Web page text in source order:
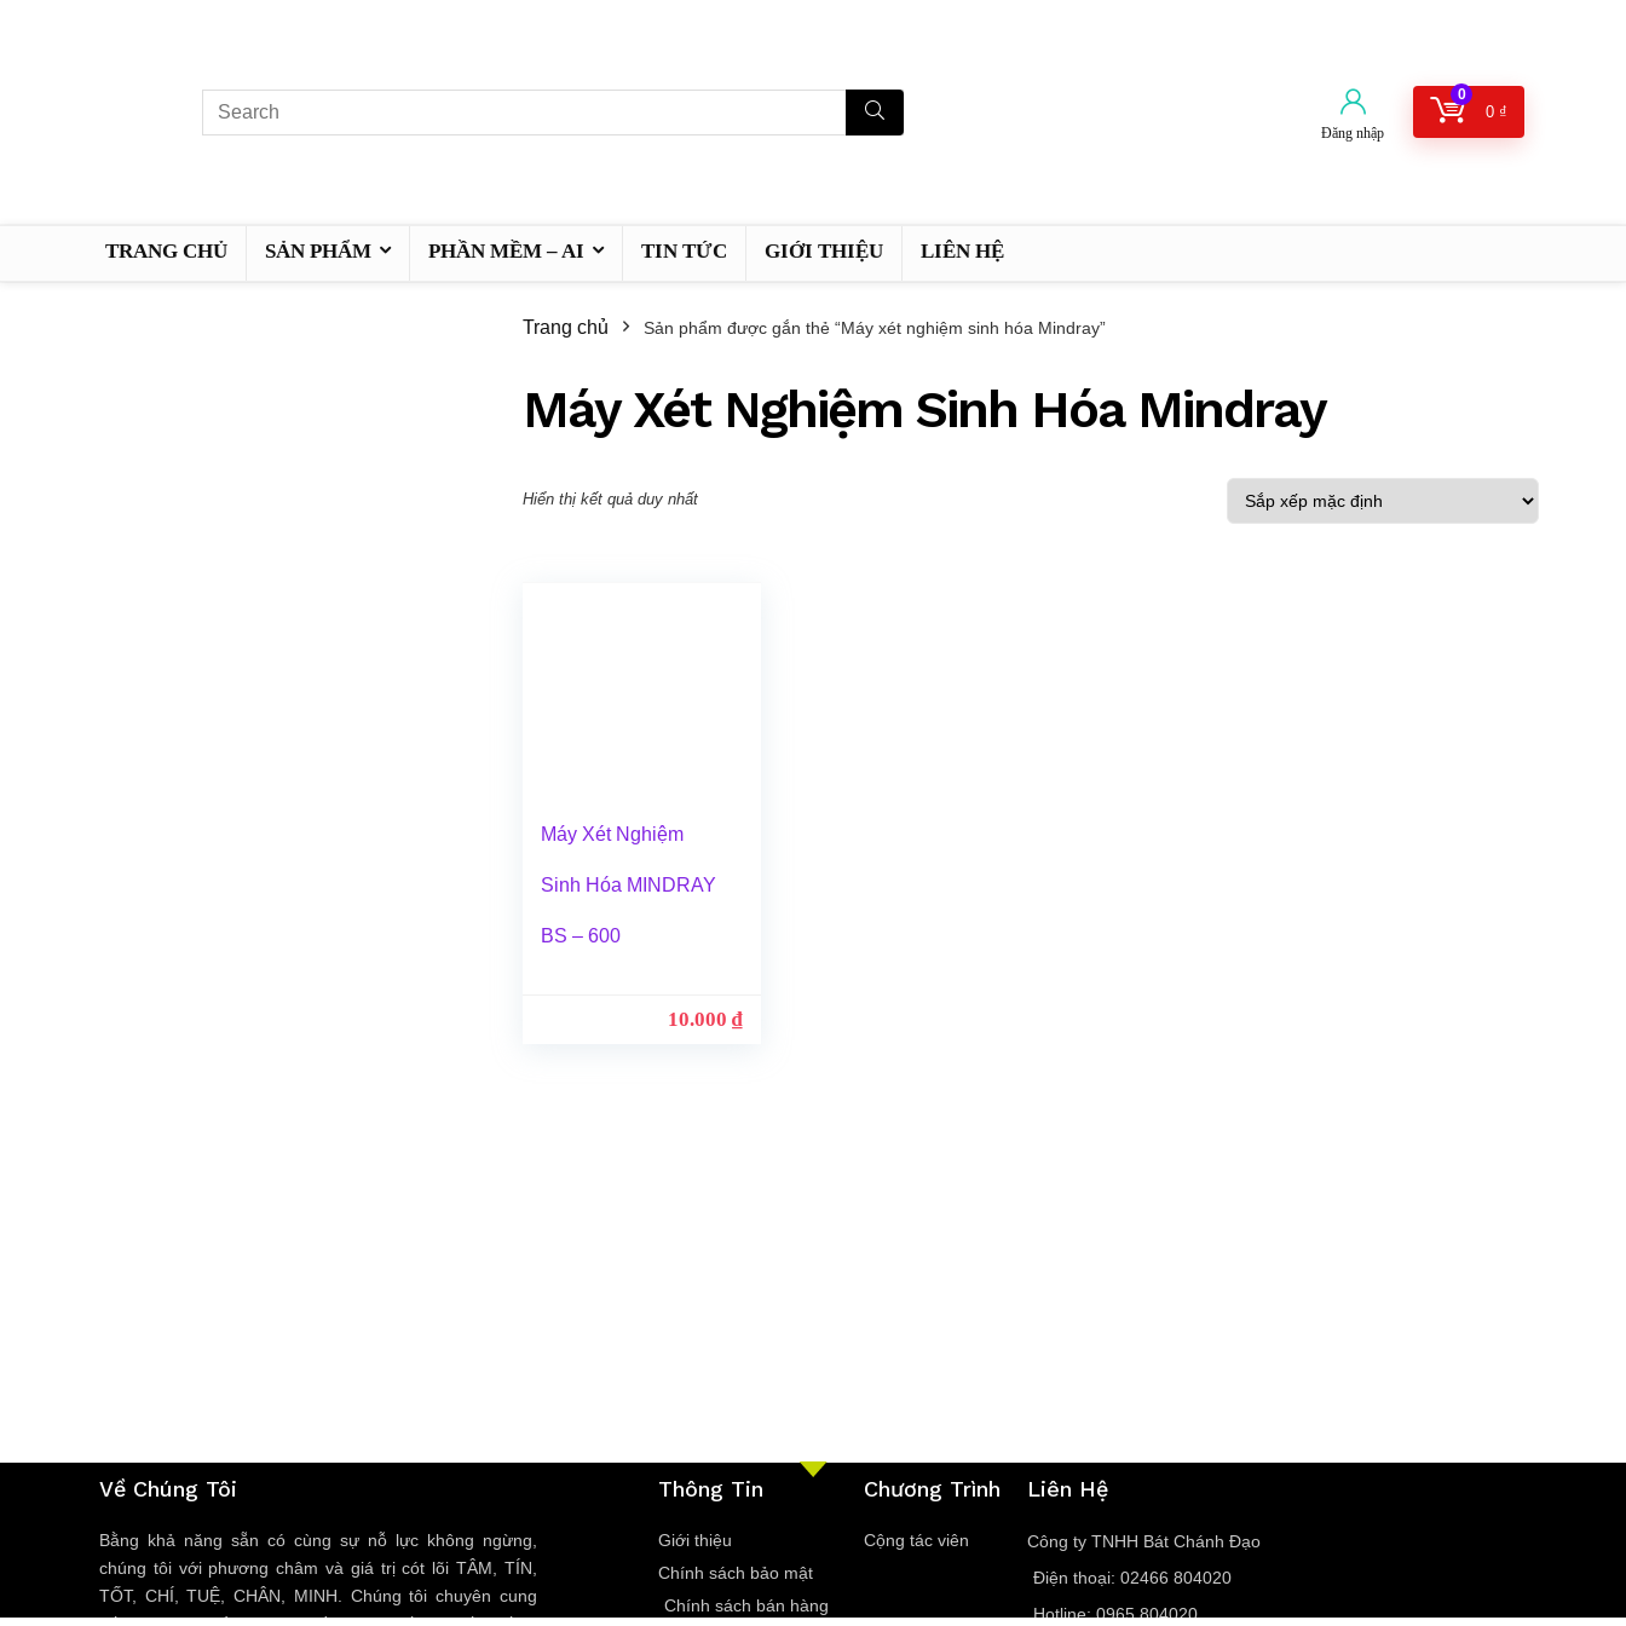
Đăng nhập
0
0 ₫
TRANG CHỦ SẢN PHẨM PHẦN MỀM – AI TIN TỨC GIỚI THIỆU LIÊN HỆ
Trang chủ Sản phẩm được gắn thẻ “Máy xét nghiệm sinh hóa Mindray”
Máy Xét Nghiệm Sinh Hóa Mindray
Hiển thị kết quả duy nhất
Máy Xét Nghiệm
Sinh Hóa MINDRAY
BS – 600
10.000₫
Về Chúng Tôi
Bằng khả năng sẵn có cùng sự nỗ lực không ngừng,
chúng tôi với phương châm và giá trị cót lõi TÂM, TÍN,
TỐT, CHÍ, TUỆ, CHÂN, MINH. Chúng tôi chuyên cung
Thông Tin
Giới thiệu
Chính sách bảo mật
Chính sách bán hàng
Chương Trình
Cộng tác viên
Liên Hệ
Công ty TNHH Bát Chánh Đạo
Điện thoại: 02466 804020
Hotline: 0965 804020